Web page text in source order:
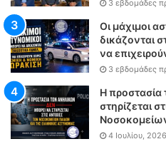
3 εβδομάδες
Οι μάχιμοι
δικάζονται
να
θωράκιση
3 εβδομάδες
Η
στηρίζεται
Αστυνομίας
4 Ιουλίου, 2026